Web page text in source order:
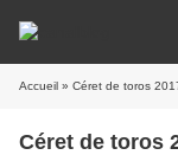
Accueil » Céret de toros 2017
Céret de toros